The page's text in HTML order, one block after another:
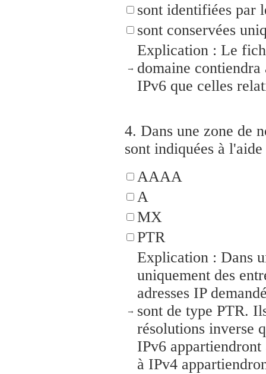
sont identifiées par
sont conservées
→
Explication : Le
domaine
IPv6 que celles
4. Dans une zone de
sont indiquées à
AAAA
A
MX
PTR
→
Explication : Dans
uniquement des
adresses IP
sont de type PTR.
résolutions inverse
IPv6
à IPv4